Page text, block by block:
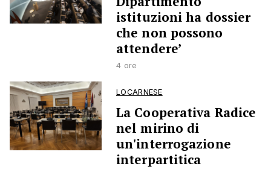
istituzioni ha dossier
che non possono
attendere’
4 ore
LOCARNESE
La Cooperativa Radice
nel mirino di
un'interrogazione
interpartitica